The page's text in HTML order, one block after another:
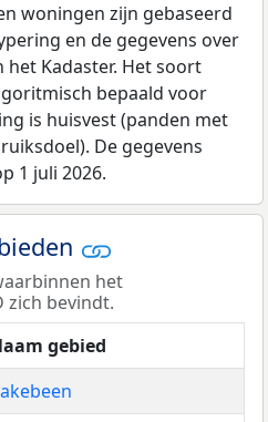
woningen zijn gebaseerd
en de gegevens over
het Kadaster. Het soort
bepaald voor
is huisvest (panden met
De gegevens
1 juli 2026.
het
zich bevindt.
gebied